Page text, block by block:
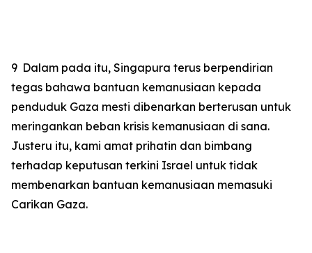
9 Dalam pada itu, Singapura terus berpendirian
tegas bahawa bantuan kemanusiaan kepada
penduduk Gaza mesti dibenarkan berterusan untuk
meringankan beban krisis kemanusiaan di sana.
Justeru itu, kami amat prihatin dan bimbang
terhadap keputusan terkini Israel untuk tidak
membenarkan bantuan kemanusiaan memasuki
Carikan Gaza.